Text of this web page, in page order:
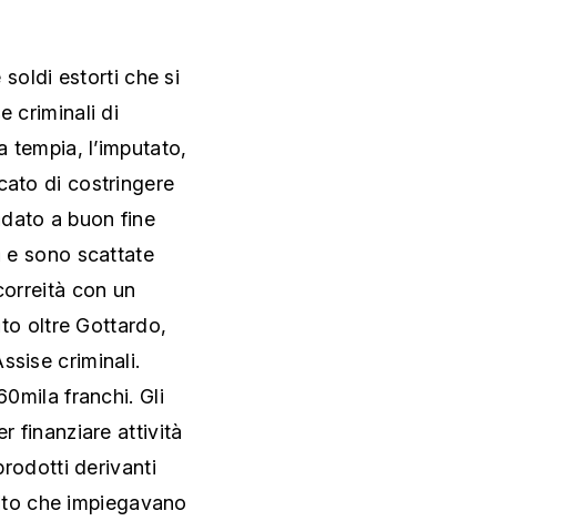
soldi estorti che si
criminali di
tempia, l’imputato,
di costringere
a buon fine
e sono scattate
con un
oltre Gottardo,
criminali.
franchi. Gli
finanziare attività
derivanti
che impiegavano